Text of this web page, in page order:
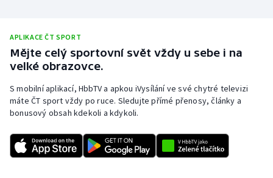
APLIKACE ČT SPORT
Mějte celý sportovní svět vždy u sebe i na
velké obrazovce.
S mobilní aplikací, HbbTV a apkou iVysílání ve své chytré televizi
máte ČT sport vždy po ruce. Sledujte přímé přenosy, články a
bonusový obsah kdekoli a kdykoli.